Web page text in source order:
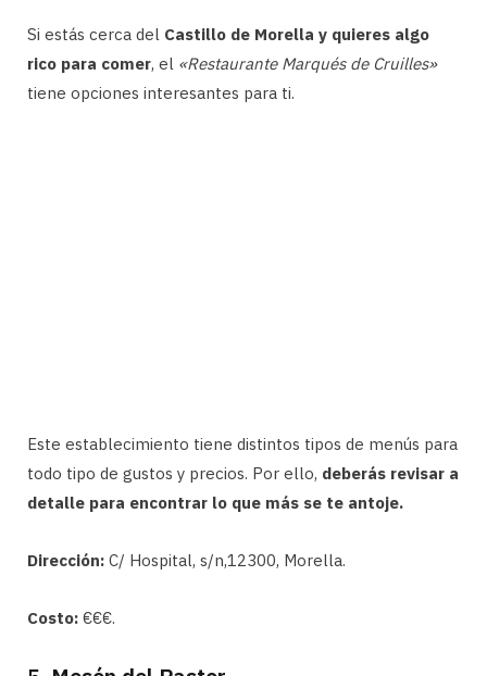
Si estás cerca del Castillo de Morella y quieres algo
rico para comer, el «Restaurante Marqués de Cruilles»
tiene opciones interesantes para ti.
Este establecimiento tiene distintos tipos de menús para
todo tipo de gustos y precios. Por ello, deberás revisar a
detalle para encontrar lo que más se te antoje.
Dirección: C/ Hospital, s/n,12300, Morella.
Costo: €€€.